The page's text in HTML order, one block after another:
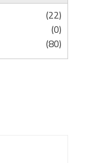
(22)
(0)
(80)